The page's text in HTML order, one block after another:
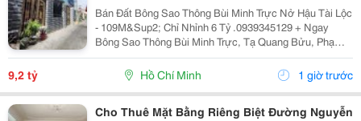
Bán Đất Bông Sao Thông Bùi Minh Trực Nở Hậu Tài Lộc
- 109M&Sup2; Chỉ Nhỉnh 6 Tỷ .0939345129 + Ngay
Bông Sao Thông Bùi Minh Trực, Tạ Quang Bửu, Phạm
Thế Hiển, Liên Tỉnh 5... + Tiện Ích: Gần Chợ Nhị Thiên
Đường, Trường Học Các Cấp, Bến Xe Q8......
9,2 tỷ Hồ Chí Minh 1 giờ trước
Cho Thuê Mặt Bằng Riêng Biệt Đường Nguyễn